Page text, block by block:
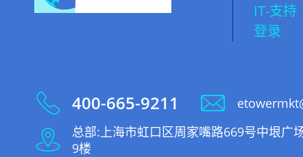
IT-支持
登录
 400-665-9211 

总部:上海市虹口区周家嘴路669号中垠广
9楼